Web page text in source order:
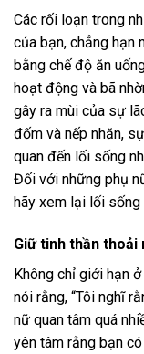
Các rối loạn trong
của bạn, chẳng hạn
bằng chế độ ăn
hoạt động và bã
gây ra mùi của sự
đốm và nếp nhăn,
quan đến lối sống
Đối với những phụ
hãy xem lại lối
Giữ tinh thần thoải
Không chỉ giới hạn
nói rằng, “Tôi nghĩ
nữ quan tâm quá
yên tâm rằng bạn